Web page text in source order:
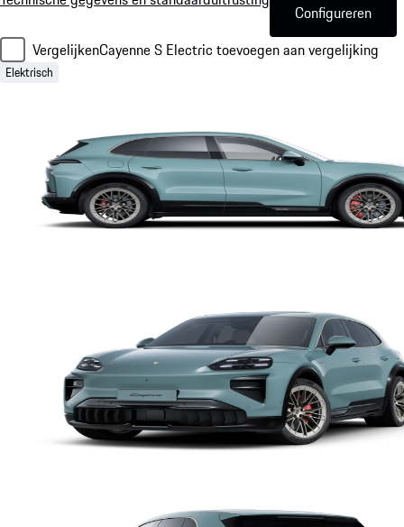
Configureren
VergelijkenCayenne S Electric toevoegen aan vergelijking
Elektrisch